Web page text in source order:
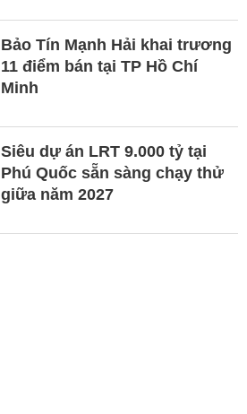
Bảo Tín Mạnh Hải khai trương
11 điểm bán tại TP Hồ Chí
Minh
Siêu dự án LRT 9.000 tỷ tại
Phú Quốc sẵn sàng chạy thử
giữa năm 2027